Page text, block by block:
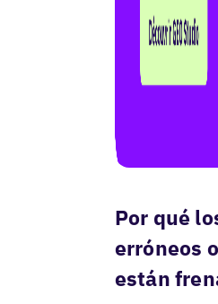
Por qué
erróneos
están